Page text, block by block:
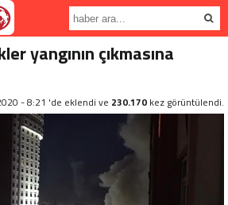
yangının çıkmasına
- 8:21 'de eklendi ve 230.170 kez görüntülendi.